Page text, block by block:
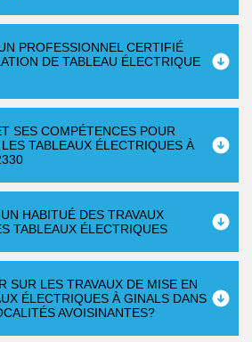
PROFESSIONNEL CERTIFIÉ
DE TABLEAU ÉLECTRIQUE
SES COMPÉTENCES POUR
TABLEAUX ÉLECTRIQUES À
HABITUÉ DES TRAVAUX
TABLEAUX ÉLECTRIQUES
SUR LES TRAVAUX DE MISE EN
ÉLECTRIQUES À GINALS DANS
AVOISINANTES?